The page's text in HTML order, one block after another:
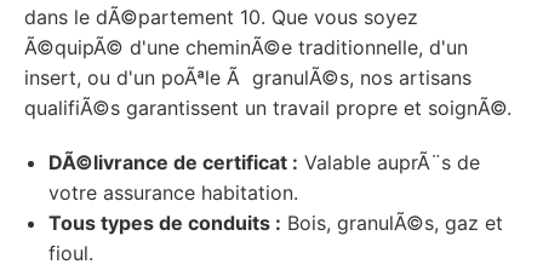
dans le dÃ©partement 10. Que vous soyez
Ã©quipÃ© d'une cheminÃ©e traditionnelle, d'un
insert, ou d'un poÃªle Ã granulÃ©s, nos artisans
qualifiÃ©s garantissent un travail propre et soignÃ©.
DÃ©livrance de certificat : Valable auprÃ¨s de
votre assurance habitation.
Tous types de conduits : Bois, granulÃ©s, gaz et
fioul.